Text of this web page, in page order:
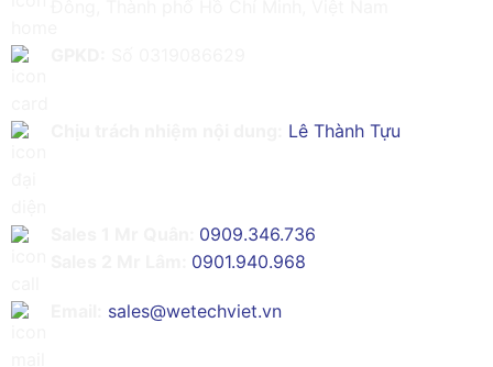
Lê Thành Tựu
0909.346.736
0901.940.968
sales@wetechviet.vn